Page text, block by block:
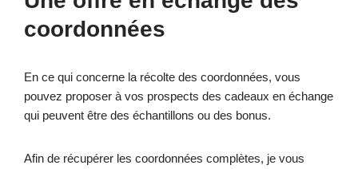
coordonnées
En ce qui concerne la récolte des coordonnées, vous
pouvez proposer à vos prospects des cadeaux en échange
qui peuvent être des échantillons ou des bonus.
Afin de récupérer les coordonnées complètes, je vous